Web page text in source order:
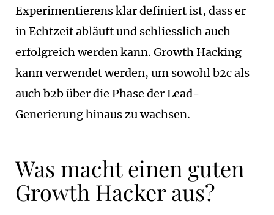
Experimentierens klar definiert ist, dass er
in Echtzeit abläuft und schliesslich auch
erfolgreich werden kann. Growth Hacking
kann verwendet werden, um sowohl b2c als
auch b2b über die Phase der Lead-
Generierung hinaus zu wachsen.
Was macht einen guten
Growth Hacker aus?